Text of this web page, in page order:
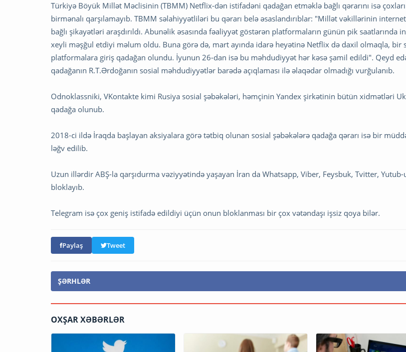
Türkiyə Böyük Millət Məclisinin (TBMM) Netflix-dən istifadəni qadağan etməklə bağlı qərarını isə çoxları
birmənalı qarşılamayıb. TBMM səlahiyyətliləri bu qərarı belə əsaslandırıblar: "Millət vəkillərinin
bağlı şikayətləri araşdırıldı. Abunəlik əsasında fəaliyyət göstərən platformaların günün pik saatlarında
xeyli məşğul etdiyi məlum oldu. Buna görə də, mart ayında idarə heyətinə Netflix də daxil olmaqla, bir
platformalara giriş qadağan olundu. İyunun 26-dan isə bu məhdudiyyət hər kəsə şamil edildi". Qeyd
qadağanın R.T.Ərdoğanın sosial məhdudiyyətlər barədə açıqlaması ilə əlaqədar olmadığı vurğulanıb.
Odnoklassniki, VKontakte kimi Rusiya sosial şəbəkələri, həmçinin Yandex şirkətinin bütün xidmətləri
qadağa olunub.
2018-ci ildə İraqda başlayan aksiyalara görə tətbiq olunan sosial şəbəkələrə qadağa qərarı isə bir
ləğv edilib.
Uzun illərdir ABŞ-la qarşıdurma vəziyyətində yaşayan İran da Whatsapp, Viber, Feysbuk, Tvitter, Yutub-
bloklayıb.
Telegram isə çox geniş istifadə edildiyi üçün onun bloklanması bir çox vətəndaşı işsiz qoya bilər.
Paylaş Tweet
ŞƏRHLƏR
OXŞAR XƏBƏRLƏR